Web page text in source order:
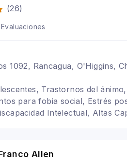
(26)
Evaluaciones
1092, Rancagua, O'Higgins,
Trastornos del
para fobia social, Estrés
Intelectual, Altas
Allen